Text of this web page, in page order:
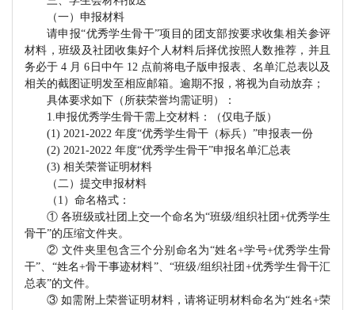
（一）申报材料
请申报“优秀学生骨干”项目的团支部按要求收集相关参评
材料，班级及社团收集好个人材料后择优按照人数推荐，并且
务必于 4 月 6日中午 12 点前将电子版申报表、名单汇总表以及
相关的截图证明发至相应邮箱。逾期不报，将视为自动放弃；
具体要求如下（所获荣誉均需证明）：
1.申报优秀学生骨干需上交材料：（仅电子版）
(1) 2021-2022 年度“优秀学生骨干（标兵）”申报表一份
(2) 2021-2022 年度“优秀学生骨干”申报名单汇总表
(3) 相关荣誉证明材料
（二）提交申报材料
（ 1）命名格式：
① 各班级或社团上交一个命名为“班级/组织社团+优秀学生
骨干”的压缩文件夹。
② 文件夹里包含三个分别命名为“姓名+学号+优秀学生骨
干”、“姓名+骨干事迹材料”、“班级/组织社团+优秀学生骨干汇
总表”的文件。
③ 如需附上荣誉证明材料，请将证明材料命名为“姓名+荣